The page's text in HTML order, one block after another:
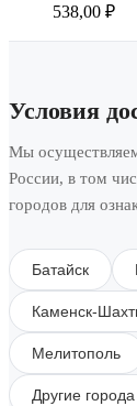
538,00 ₽
Условия
Мы
России, в том
городов для
Батайск
Каменск-
Мелитополь
Другие